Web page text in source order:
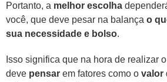
Portanto, a melhor escolha
você, que deve pesar na balança o
sua necessidade e bolso.
Isso significa que na hora de realizar
deve pensar em fatores como o valor